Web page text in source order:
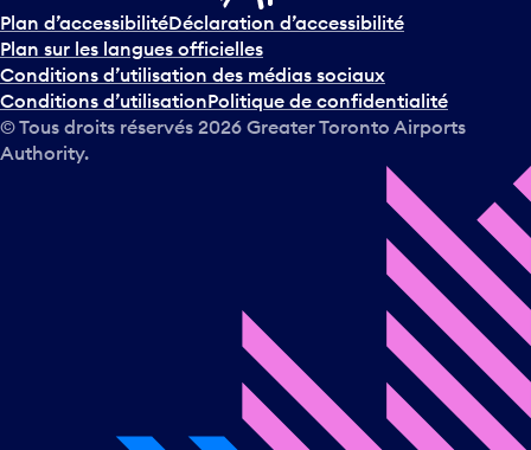
Plan d’accessibilitéDéclaration d’accessibilité
Plan sur les langues officielles
Conditions d’utilisation des médias sociaux
Conditions d’utilisationPolitique de confidentialité
© Tous droits réservés 2026 Greater Toronto Airports
Authority.